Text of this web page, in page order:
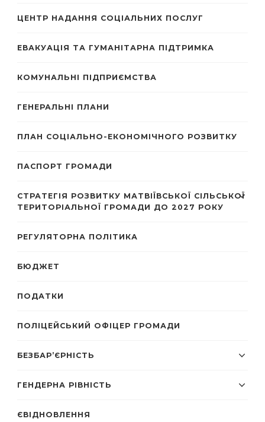
ЦЕНТР НАДАННЯ СОЦІАЛЬНИХ ПОСЛУГ
ЕВАКУАЦІЯ ТА ГУМАНІТАРНА ПІДТРИМКА
КОМУНАЛЬНІ ПІДПРИЄМСТВА
ГЕНЕРАЛЬНІ ПЛАНИ
ПЛАН СОЦІАЛЬНО-ЕКОНОМІЧНОГО РОЗВИТКУ
ПАСПОРТ ГРОМАДИ
СТРАТЕГІЯ РОЗВИТКУ МАТВІЇВСЬКОЇ СІЛЬСЬКОЇ
ТЕРИТОРІАЛЬНОЇ ГРОМАДИ ДО 2027 РОКУ
РЕГУЛЯТОРНА ПОЛІТИКА
БЮДЖЕТ
ПОДАТКИ
ПОЛІЦЕЙСЬКИЙ ОФІЦЕР ГРОМАДИ
БЕЗБАР’ЄРНІСТЬ
ГЕНДЕРНА РІВНІСТЬ
ЄВІДНОВЛЕННЯ